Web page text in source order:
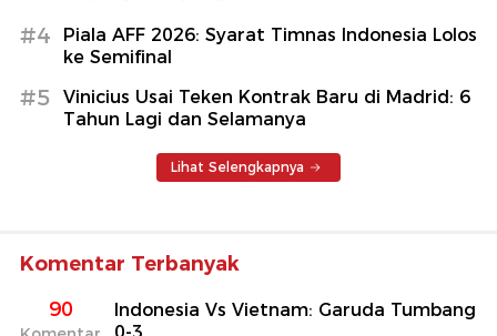
#4
Piala AFF 2026: Syarat Timnas Indonesia Lolos
ke Semifinal
#5
Vinicius Usai Teken Kontrak Baru di Madrid: 6
Tahun Lagi dan Selamanya
Lihat Selengkapnya
Komentar Terbanyak
90
Indonesia Vs Vietnam: Garuda Tumbang